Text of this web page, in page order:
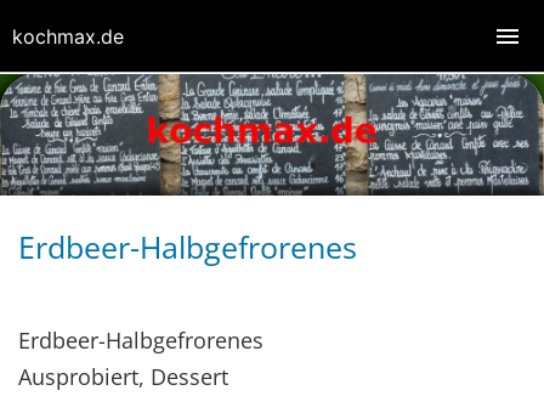
Erdbeer-Halbgefrorenes
Erdbeer-Halbgefrorenes
Ausprobiert, Dessert
kochmax.de